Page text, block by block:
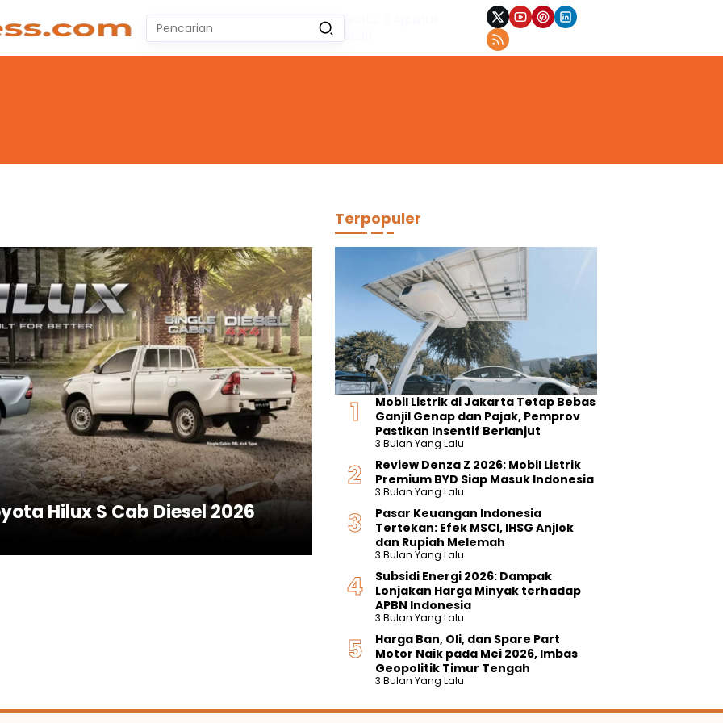
Pencarian
untuk:
Sabtu, 8 Agustus
Hilux S Cab Diesel 2026
Terpopuler
Mobil Listrik di Jakarta Tetap Bebas
Ganjil Genap dan Pajak, Pemprov
Pastikan Insentif Berlanjut
3 Bulan Yang Lalu
Review Denza Z 2026: Mobil Listrik
Premium BYD Siap Masuk Indonesia
3 Bulan Yang Lalu
Pasar Keuangan Indonesia
Tertekan: Efek MSCI, IHSG Anjlok
dan Rupiah Melemah
3 Bulan Yang Lalu
Subsidi Energi 2026: Dampak
Lonjakan Harga Minyak terhadap
APBN Indonesia
3 Bulan Yang Lalu
Harga Ban, Oli, dan Spare Part
Motor Naik pada Mei 2026, Imbas
Geopolitik Timur Tengah
3 Bulan Yang Lalu